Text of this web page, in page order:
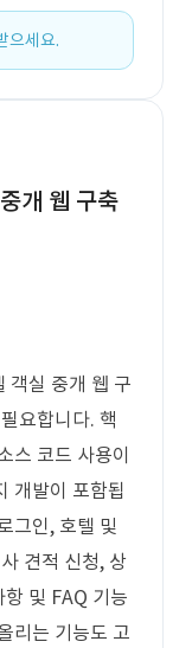
으세요.
개 웹 구축
객실 중개 웹 구
요합니다. 핵
스 코드 사용이
개발이 포함됩
그인, 호텔 및
견적 신청, 상
및 FAQ 기능
리는 기능도 고